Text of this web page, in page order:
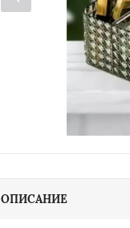
ОПИСАНИЕ